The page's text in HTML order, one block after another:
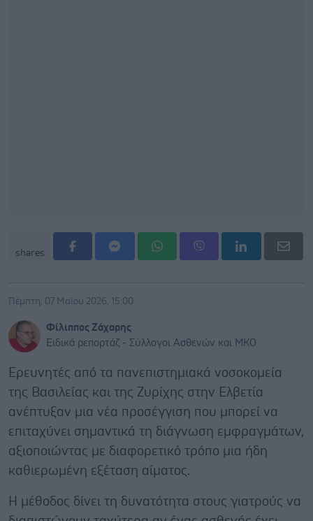
shares
Πέμπτη, 07 Μαΐου 2026, 15:00
Φίλιππος Ζάχαρης
Ειδικά ρεπορτάζ - Σύλλογοι Ασθενών και ΜΚΟ
Ερευνητές από τα πανεπιστημιακά νοσοκομεία
της Βασιλείας και της Ζυρίχης στην Ελβετία
ανέπτυξαν μια νέα προσέγγιση που μπορεί να
επιταχύνει σημαντικά τη διάγνωση εμφραγμάτων,
αξιοποιώντας με διαφορετικό τρόπο μια ήδη
καθιερωμένη εξέταση αίματος.
Η μέθοδος δίνει τη δυνατότητα στους γιατρούς να